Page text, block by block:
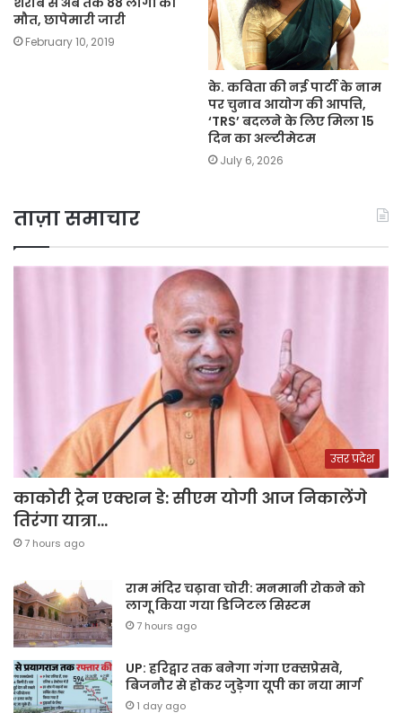
मौत, छापेमारी जारी
February 10, 2019
के. कविता की नई पार्टी के नाम
पर चुनाव आयोग की आपत्ति,
‘TRS’ बदलने के लिए मिला 15
दिन का अल्टीमेटम
July 6, 2026
ताज़ा समाचार
उत्तर प्रदेश
काकोरी ट्रेन एक्शन डे: सीएम योगी आज निकालेंगे
तिरंगा यात्रा…
7 hours ago
राम मंदिर चढ़ावा चोरी: मनमानी रोकने को
लागू किया गया डिजिटल सिस्टम
7 hours ago
UP: हरिद्वार तक बनेगा गंगा एक्सप्रेसवे,
बिजनौर से होकर जुड़ेगा यूपी का नया मार्ग
1 day ago